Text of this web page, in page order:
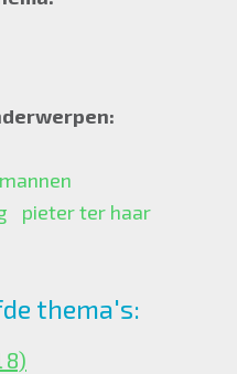
mannen
pieter ter haar
thema's:
8)